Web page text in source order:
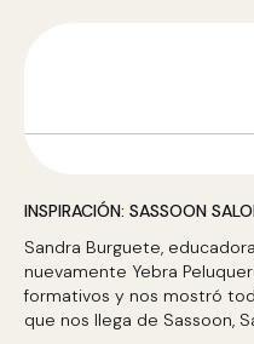
INSPIRACIÓN: SASSOON
Sandra Burguete,
nuevamente Yebra
formativos y nos mostró
que nos llega de Sassoon,